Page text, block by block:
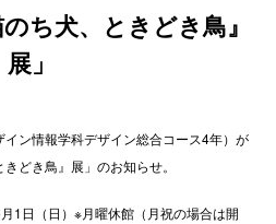
ち犬、ときどき鳥』
展」
ン情報学科デザイン総合コース4年）が
どき鳥』展」のお知らせ。
1日（日）※月曜休館（月祝の場合は開